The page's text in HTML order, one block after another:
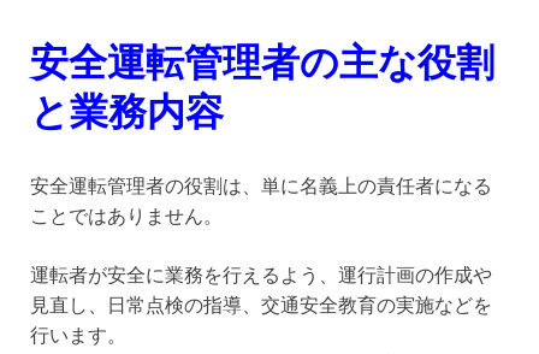
安全運転管理者の主な役割
と業務内容
安全運転管理者の役割は、単に名義上の責任者になる
ことではありません。
運転者が安全に業務を行えるよう、運行計画の作成や
見直し、日常点検の指導、交通安全教育の実施などを
行います。